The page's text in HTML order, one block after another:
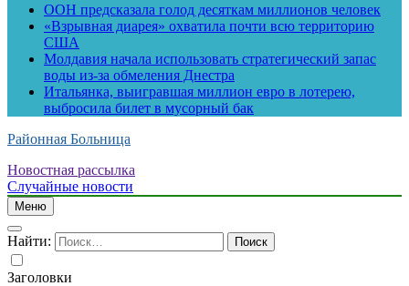
ООН предсказала голод десяткам миллионов человек
«Взрывная диарея» охватила почти всю территорию
США
Молдавия начала использовать стратегический запас
воды из-за обмеления Днестра
Итальянка, выигравшая миллион евро в лотерею,
выбросила билет в мусорный бак
Районная Больница
Новостная рассылка
Случайные новости
Меню
Найти:
Заголовки